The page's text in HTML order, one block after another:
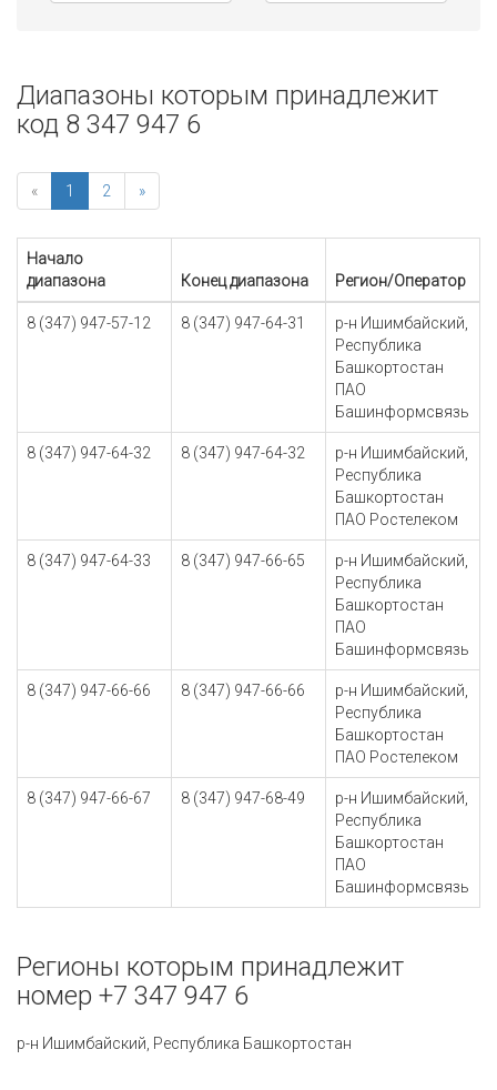
Диапазоны которым принадлежит
код 8 347 947 6
« 1 2 »
Начало
диапазона
Конец диапазона Регион/Оператор
8 (347) 947-57-12 8 (347) 947-64-31
р-н Ишимбайский,
Республика
Башкортостан
ПАО
Башинформсвязь
8 (347) 947-64-32 8 (347) 947-64-32
р-н Ишимбайский,
Республика
Башкортостан
ПАО Ростелеком
8 (347) 947-64-33 8 (347) 947-66-65
р-н Ишимбайский,
Республика
Башкортостан
ПАО
Башинформсвязь
8 (347) 947-66-66 8 (347) 947-66-66
р-н Ишимбайский,
Республика
Башкортостан
ПАО Ростелеком
8 (347) 947-66-67 8 (347) 947-68-49
р-н Ишимбайский,
Республика
Башкортостан
ПАО
Башинформсвязь
Регионы которым принадлежит
номер +7 347 947 6
р-н Ишимбайский, Республика Башкортостан